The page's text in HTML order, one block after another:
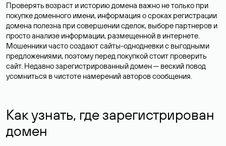
Проверять возраст и историю домена важно не только при
покупке доменного имени, информация о сроках регистрации
домена полезна при совершении сделок, выборе партнеров и
просто анализе информации, размещенной в интернете.
Мошенники часто создают сайты-однодневки с выгодными
предложениями, поэтому перед покупкой стоит проверить
сайт. Недавно зарегистрированный домен — веский повод
усомниться в чистоте намерений авторов сообщения.
Как узнать, где зарегистрирован
домен